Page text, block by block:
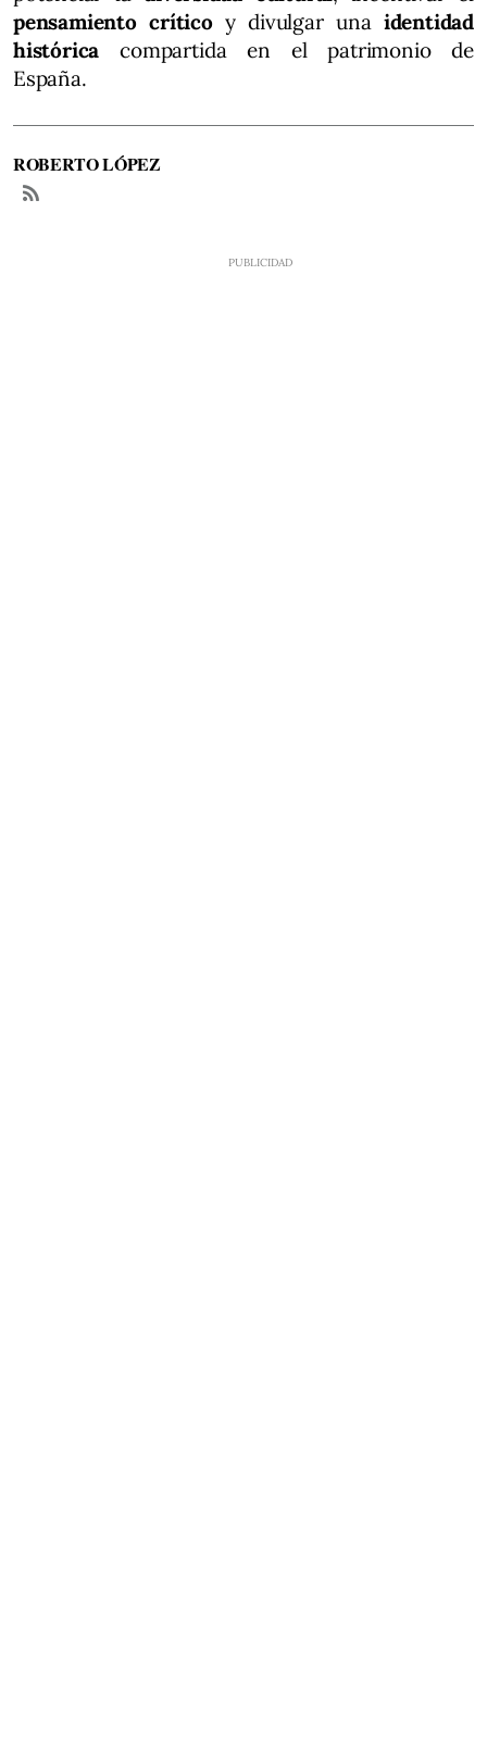
pensamiento críticoy divulgar una identidad
histórica compartida en el patrimonio de
España.
ROBERTO LÓPEZ